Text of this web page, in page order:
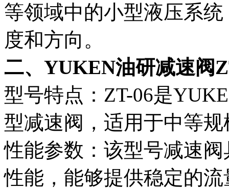
等领域中的小型液压系
度和方向。
二、YUKEN油研减速阀
型号特点：ZT-06是
型减速阀，适用于中等
性能参数：该型号减速
性能，能够提供稳定的